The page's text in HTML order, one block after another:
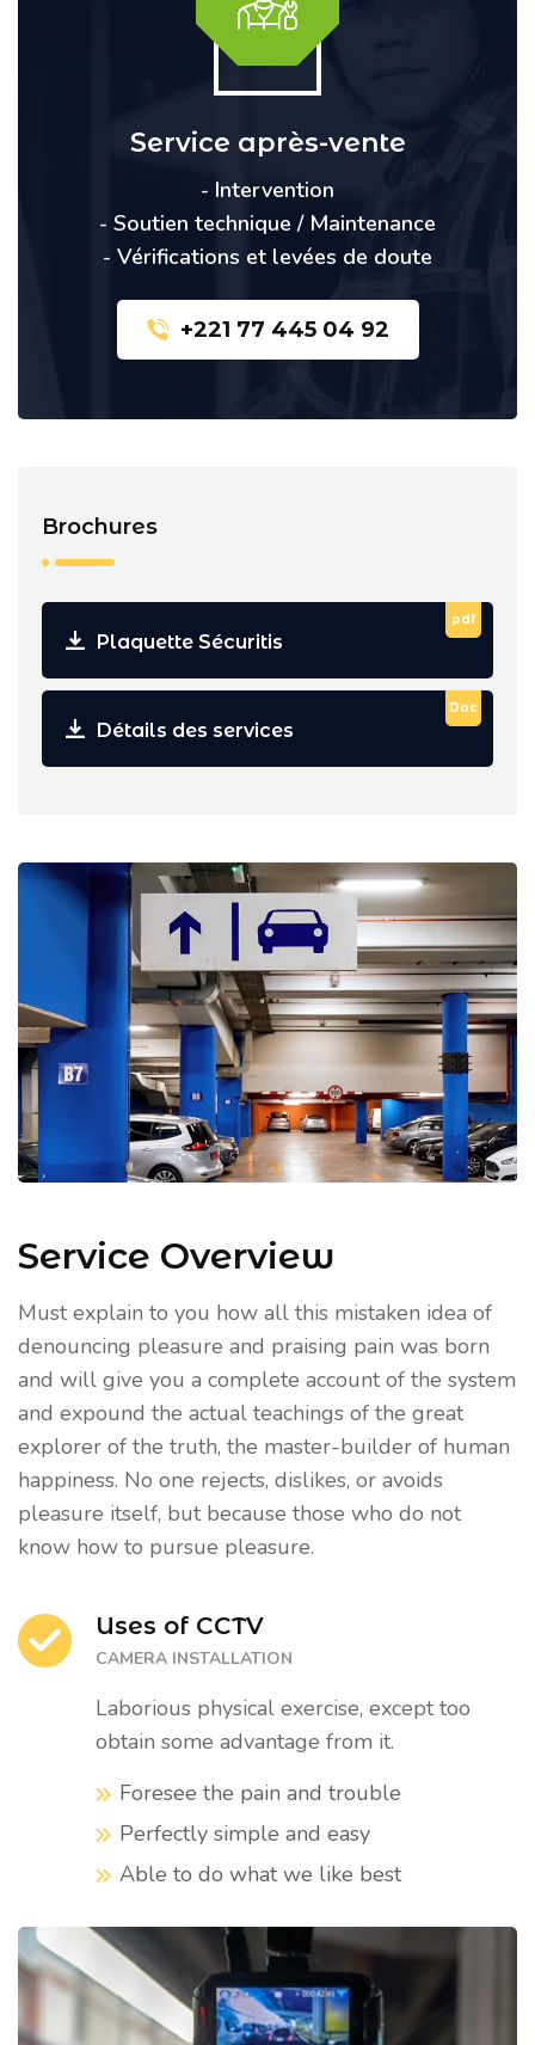
Service après-vente
- Intervention
- Soutien technique / Maintenance
- Vérifications et levées de doute
+221 77 445 04 92
Brochures
Plaquette Sécuritis
pdf
Détails des services
Doc
Service Overview
Must explain to you how all this mistaken idea of
denouncing pleasure and praising pain was born
and will give you a complete account of the system
and expound the actual teachings of the great
explorer of the truth, the master-builder of human
happiness. No one rejects, dislikes, or avoids
pleasure itself, but because those who do not
know how to pursue pleasure.
Uses of CCTV
CAMERA INSTALLATION
Laborious physical exercise, except too
obtain some advantage from it.
Foresee the pain and trouble
Perfectly simple and easy
Able to do what we like best